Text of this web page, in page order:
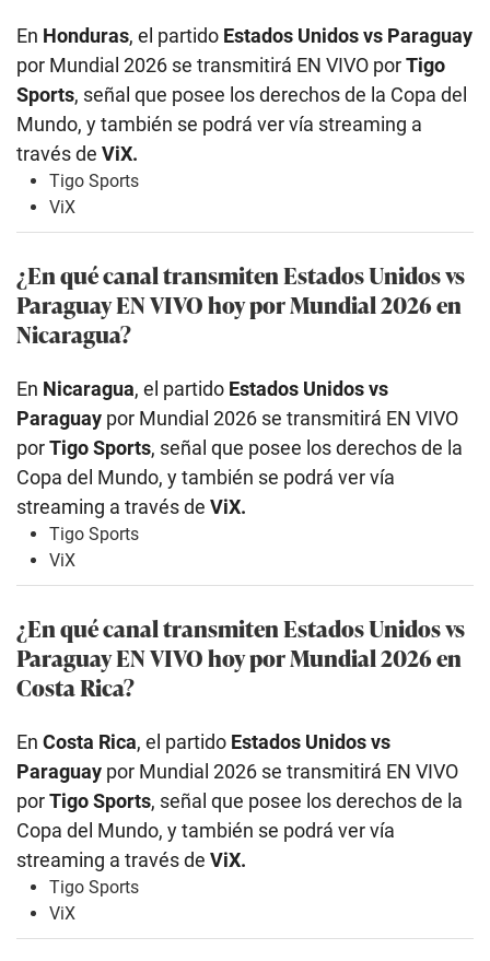
En Honduras, el partido Estados Unidosvs Paraguay
por Mundial 2026 se transmitirá EN VIVO porTigo
Sports, señal que posee los derechos de la Copa del
Mundo, y también se podrá ver vía streaming a
través de ViX.
Tigo Sports
ViX
¿En qué canal transmiten Estados Unidosvs
Paraguay EN VIVO hoy por Mundial 2026 en
Nicaragua?
En Nicaragua, el partido Estados Unidosvs
Paraguay por Mundial 2026 se transmitirá EN VIVO
porTigo Sports, señal que posee los derechos de la
Copa del Mundo, y también se podrá ver vía
streaming a través de ViX.
Tigo Sports
ViX
¿En qué canal transmiten Estados Unidosvs
Paraguay EN VIVO hoy por Mundial 2026 en
Costa Rica?
En Costa Rica, el partido Estados Unidosvs
Paraguay por Mundial 2026 se transmitirá EN VIVO
porTigo Sports, señal que posee los derechos de la
Copa del Mundo, y también se podrá ver vía
streaming a través de ViX.
Tigo Sports
ViX